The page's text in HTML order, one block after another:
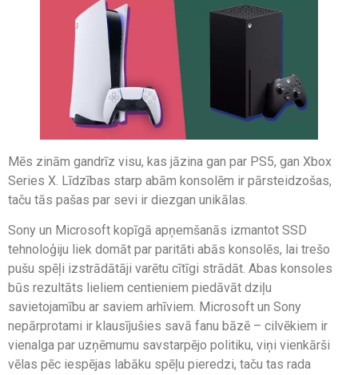
Mēs zinām gandrīz visu, kas jāzina gan par PS5, gan Xbox
Series X. Līdzības starp abām konsolēm ir pārsteidzošas,
taču tās pašas par sevi ir diezgan unikālas.
Sony un Microsoft kopīgā apņemšanās izmantot SSD
tehnoloģiju liek domāt par paritāti abās konsolēs, lai trešo
pušu spēļi izstrādātāji varētu cītīgi strādāt. Abas konsoles
būs rezultāts lieliem centieniem piedāvāt dziļu
savietojamību ar saviem arhīviem. Microsoft un Sony
nepārprotami ir klausījušies savā fanu bāzē – cilvēkiem ir
vienalga par uzņēmumu savstarpējo politiku, viņi vienkārši
vēlas pēc iespējas labāku spēļu pieredzi, taču tas rada